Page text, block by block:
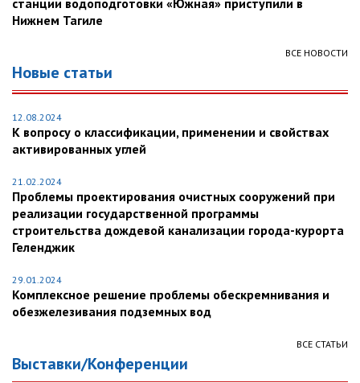
станции водоподготовки «Южная» приступили в
Нижнем Тагиле
ВСЕ НОВОСТИ
Новые статьи
12.08.2024
К вопросу о классификации, применении и свойствах
активированных углей
21.02.2024
Проблемы проектирования очистных сооружений при
реализации государственной программы
строительства дождевой канализации города-курорта
Геленджик
29.01.2024
Комплексное решение проблемы обескремнивания и
обезжелезивания подземных вод
ВСЕ СТАТЬИ
Выставки/Конференции